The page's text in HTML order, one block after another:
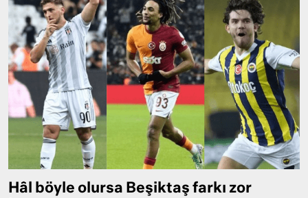
Hâl böyle olursa Beşiktaş farkı zor